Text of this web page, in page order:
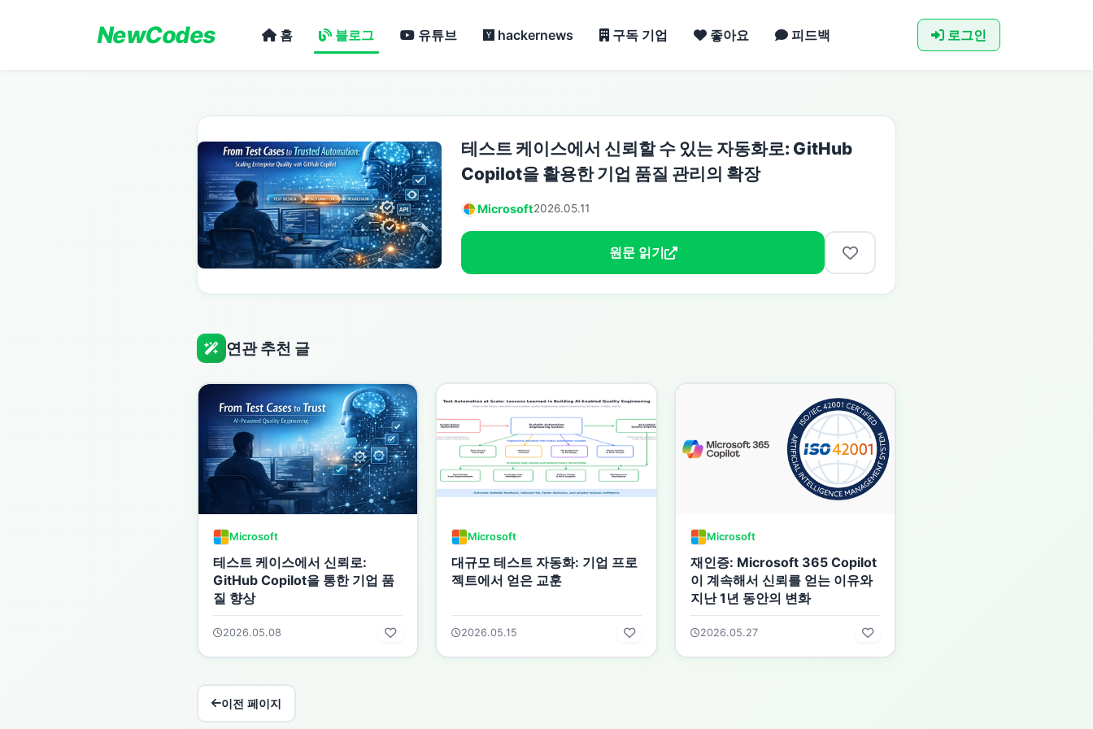
NewCodes 홈 블로그 유튜브 hackernews 구독 기업 좋아요 피드백 로그인
테스트 케이스에서 신뢰할 수 있는 자동화로: GitHub
Copilot을 활용한 기업 품질 관리의 확장
Microsoft2026.05.11
원문 읽기
연관 추천 글
Microsoft
테스트 케이스에서 신뢰로:
GitHub Copilot을 통한 기업 품
질 향상
2026.05.08
Microsoft
대규모 테스트 자동화: 기업 프로
젝트에서 얻은 교훈
2026.05.15
Microsoft
재인증: Microsoft 365 Copilot
이 계속해서 신뢰를 얻는 이유와
지난 1년 동안의 변화
2026.05.27
이전 페이지